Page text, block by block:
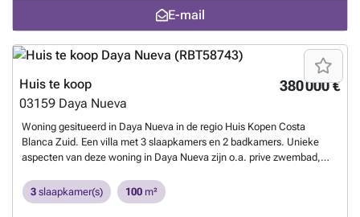
Slechts 10 minuten met de auto van het strand, de golfbaan en 30
minuten van de luchthaven van Alicante.~
E-mail
380 000 €
Huis te koop
03159 Daya Nueva
Woning gesitueerd in Daya Nueva in de regio Huis Kopen Costa
Blanca Zuid. Een villa met 3 slaapkamers en 2 badkamers. Unieke
aspecten van deze woning in Daya Nueva zijn o.a. prive zwembad,
3 slaapkamer(s) 100 m²